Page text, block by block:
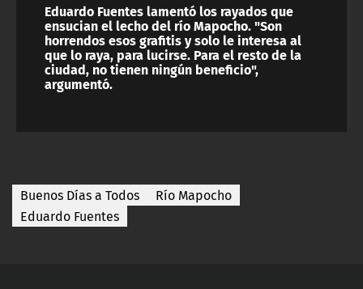
Eduardo Fuentes lamentó los rayados que
ensucian el lecho del río Mapocho. "Son
horrendos esos grafitis y solo le interesa al
que lo raya, para lucirse. Para el resto de la
ciudad, no tienen ningún beneficio",
argumentó.
Buenos Días a Todos
Río Mapocho
Eduardo Fuentes